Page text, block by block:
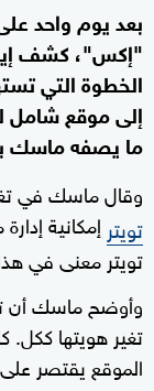
بعد يوم واحد
"إكس"، كشف
الخطوة التي
إلى موقع شامل
ما يصفه ماسك
وقال ماسك في
تويتر إمكانية
تويتر معنى في
وأوضح ماسك أن
تغير هويتها ككل.